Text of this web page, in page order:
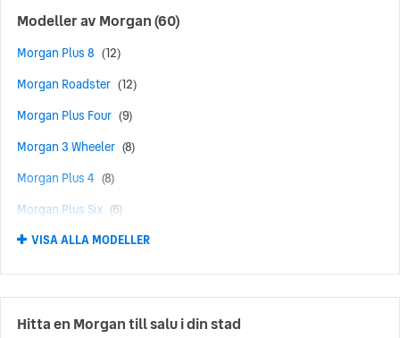
Modeller av Morgan(60)
Morgan Plus 8 (12)
Morgan Roadster (12)
Morgan Plus Four (9)
Morgan 3 Wheeler (8)
Morgan Plus 4 (8)
Morgan Plus Six (6)
Morgan 4/4 (5)
VISA ALLA MODELLER
Hitta en Morgan till salu i din stad